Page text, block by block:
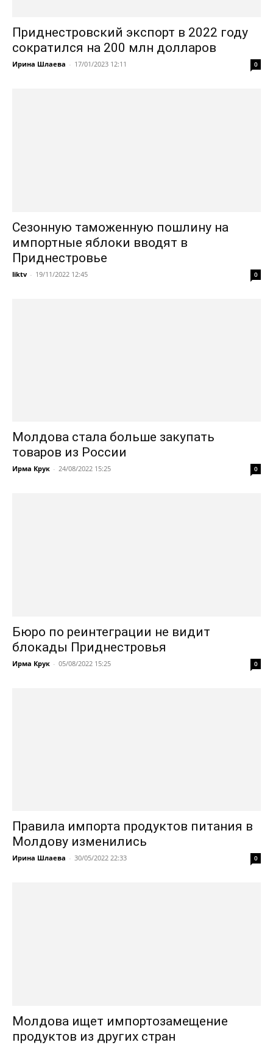
Приднестровский экспорт в 2022 году
сократился на 200 млн долларов
Ирина Шлаева - 17/01/2023 12:11 0
Сезонную таможенную пошлину на
импортные яблоки вводят в
Приднестровье
liktv - 19/11/2022 12:45 0
Молдова стала больше закупать
товаров из России
Ирма Крук - 24/08/2022 15:25 0
Бюро по реинтеграции не видит
блокады Приднестровья
Ирма Крук - 05/08/2022 15:25 0
Правила импорта продуктов питания в
Молдову изменились
Ирина Шлаева - 30/05/2022 22:33 0
Молдова ищет импортозамещение
продуктов из других стран